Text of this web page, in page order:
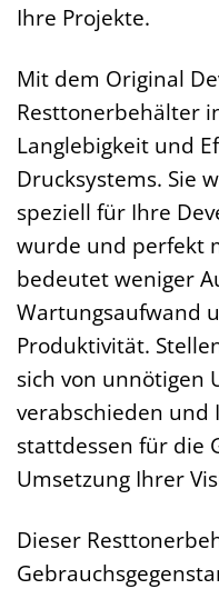
Ihre Projekte.
Mit dem Original
Resttonerbehälter
Langlebigkeit und
Drucksystems. Sie
speziell für Ihre
wurde und perfekt
bedeutet weniger
Wartungsaufwand
Produktivität.
sich von unnötigen
verabschieden und
stattdessen für die
Umsetzung Ihrer
Dieser